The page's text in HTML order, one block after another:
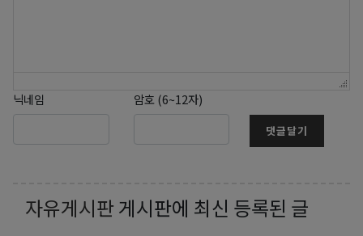
닉네임 암호 (6~12자)
댓글달기
자유게시판 게시판에 최신 등록된 글